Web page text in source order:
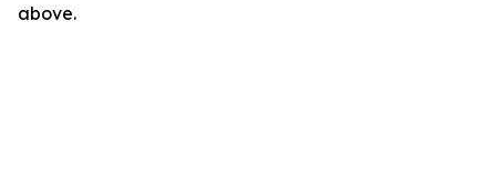
above.